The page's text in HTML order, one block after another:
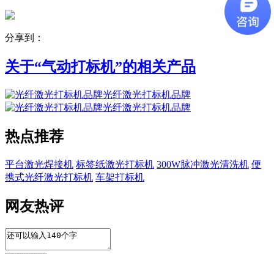
分享到：
关于“气动打标机”的相关产品
光纤激光打标机品牌
光纤激光打标机品牌
热点推荐
平台激光焊接机 标签纸激光打标机 300W脉冲激光清洗机 便
携式光纤激光打标机 车架打标机
网友热评